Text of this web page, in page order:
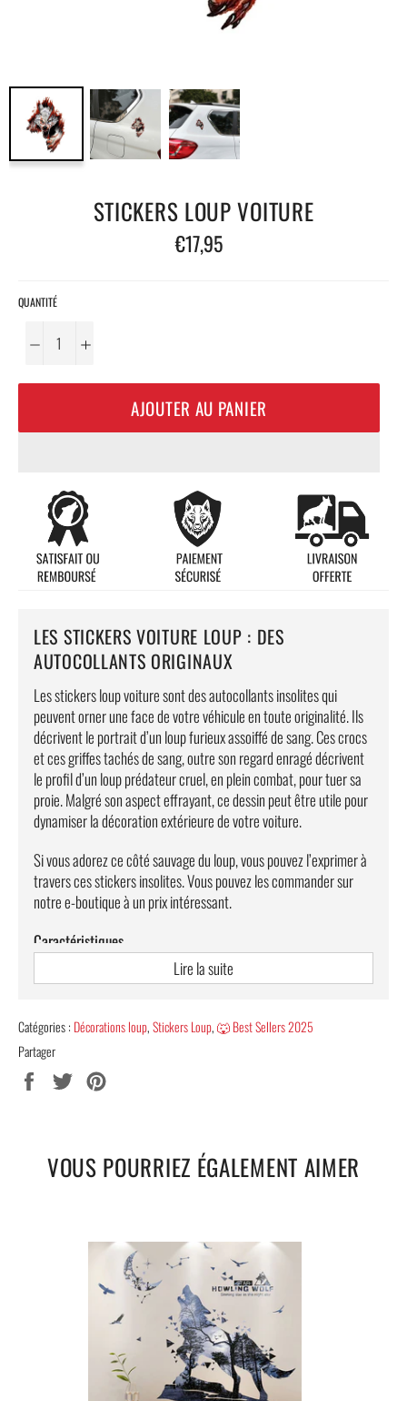
STICKERS LOUP VOITURE
Prix
régulier
€17,95
QUANTITÉ
− +
AJOUTER AU PANIER
LES STICKERS VOITURE LOUP : DES
AUTOCOLLANTS ORIGINAUX
Les stickers loup voiture sont des autocollants insolites qui
peuvent orner une face de votre véhicule en toute originalité. Ils
décrivent le portrait d’un loup furieux assoiffé de sang. Ces crocs
et ces griffes tachés de sang, outre son regard enragé décrivent
le profil d’un loup prédateur cruel, en plein combat, pour tuer sa
proie. Malgré son aspect effrayant, ce dessin peut être utile pour
dynamiser la décoration extérieure de votre voiture.
Si vous adorez ce côté sauvage du loup, vous pouvez l’exprimer à
travers ces stickers insolites. Vous pouvez les commander sur
notre e-boutique à un prix intéressant.
Caractéristiques
Matériau : PVC.
LIVRAISON OFFERTE
Lire la suite
Catégories : Décorations loup,Stickers Loup,🐺 Best Sellers 2025
Partager
Partager Tweeter
VOUS POURRIEZ ÉGALEMENT AIMER